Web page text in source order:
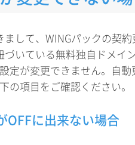
まして、WINGパックの契
づいている無料独自ドメイ
定が変更できません。自
の項目をご確認ください。
OFFに出来ない場合